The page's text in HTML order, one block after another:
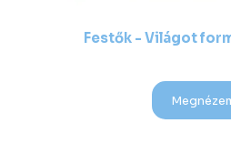
Festők - Világot